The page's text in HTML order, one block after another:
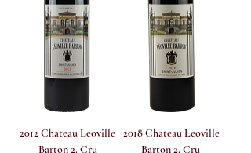
2012 Chateau Leoville
Barton 2. Cru
2018 Chateau Leoville
Barton 2. Cru